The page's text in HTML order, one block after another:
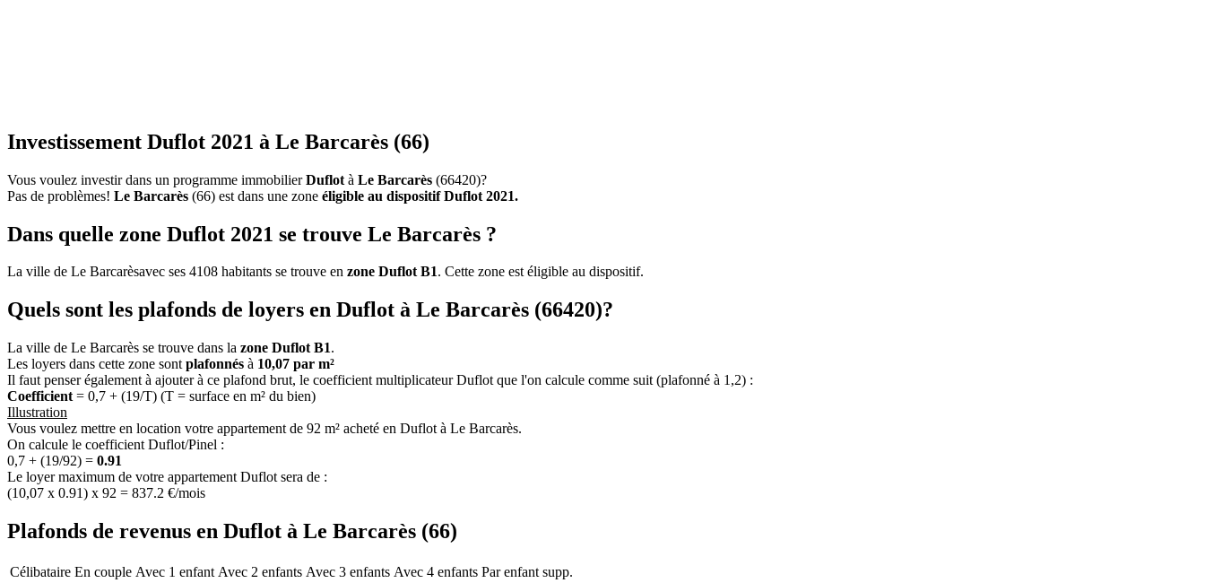
Investissement Duflot 2021 à Le Barcarès (66)
Vous voulez investir dans un programme immobilierDuflot à Le Barcarès (66420)?
Pas de problèmes! Le Barcarès (66) est dans une zone éligible au dispositif Duflot 2021.
Dans quelle zone Duflot 2021 se trouve Le Barcarès ?
La ville de Le Barcarèsavec ses 4108 habitants se trouve en zone Duflot B1. Cette zone est éligible au dispositif.
Quels sont les plafonds de loyers en Duflot à Le Barcarès (66420)?
La ville de Le Barcarès se trouve dans la zone Duflot B1.
Les loyers dans cette zone sont plafonnés à 10,07 par m²
Il faut penser également à ajouter à ce plafond brut, le coefficient multiplicateur Duflot que l'on calcule comme suit (plafonné à 1,2) :
Coefficient = 0,7 + (19/T) (T = surface en m² du bien)
Illustration
Vous voulez mettre en location votre appartement de 92 m² acheté en Duflot à Le Barcarès.
On calcule le coefficient Duflot/Pinel :
0,7 + (19/92) = 0.91
Le loyer maximum de votre appartement Duflot sera de :
(10,07 x 0.91) x 92 = 837.2 €/mois
Plafonds de revenus en Duflot à Le Barcarès (66)
Célibataire En couple Avec 1 enfant Avec 2 enfants Avec 3 enfants Avec 4 enfants Par enfant supp.